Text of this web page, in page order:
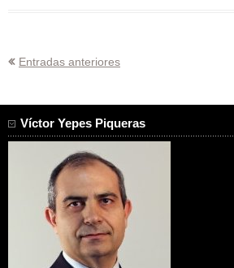
Navegación
Entradas anteriores
Víctor Yepes Piqueras